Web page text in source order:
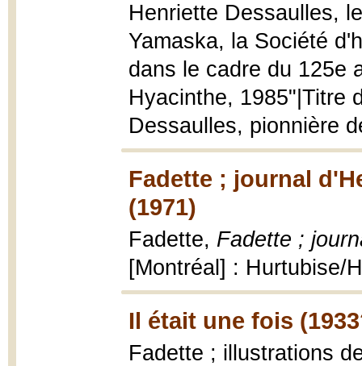
Henriette Dessaulles,
Yamaska, la Société
dans le cadre du 125e
Hyacinthe, 1985"|Titre
Dessaulles, pionnière
Fadette ; journal
(1971)
Fadette, Fadette ;
[Montréal] : Hurtubise/
Il était une fois
Fadette ; illustrations